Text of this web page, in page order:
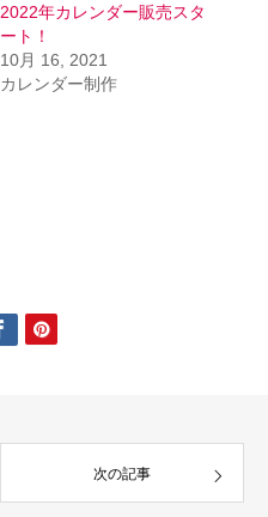
2022年カレンダー販売スタ
ート！
10月 16, 2021
カレンダー制作
次の記事